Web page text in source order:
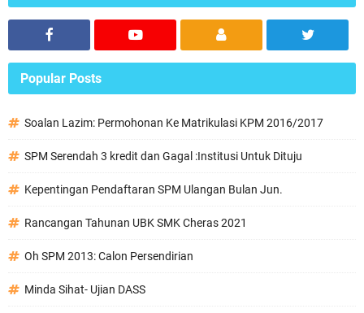
Popular Posts
Soalan Lazim: Permohonan Ke Matrikulasi KPM 2016/2017
SPM Serendah 3 kredit dan Gagal :Institusi Untuk Dituju
Kepentingan Pendaftaran SPM Ulangan Bulan Jun.
Rancangan Tahunan UBK SMK Cheras 2021
Oh SPM 2013: Calon Persendirian
Minda Sihat- Ujian DASS